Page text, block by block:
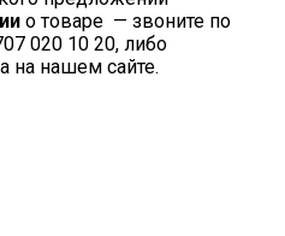
о товаре — звоните по
020 10 20, либо
на нашем сайте.